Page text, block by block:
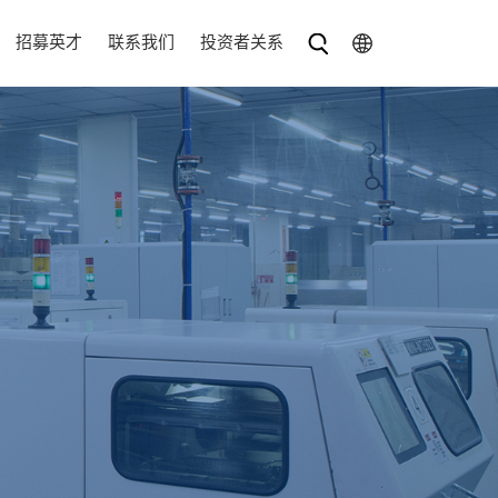
招募英才 联系我们 投资者关系